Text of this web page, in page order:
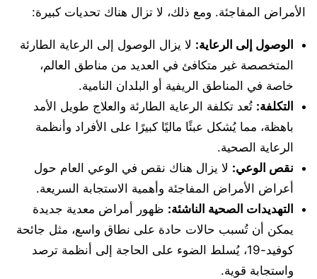
الأمراض المفاجئة. ومع ذلك، لا تزال هناك تحديات كبيرة:
الوصول إلى الرعاية: لا يزال الوصول إلى الرعاية الطارئة
المتخصصة غير متكافئ في العديد من مناطق العالم،
خاصة في المناطق الريفية أو البلدان النامية.
التكلفة: تُعد تكلفة الرعاية الطارئة والعلاج طويل الأمد
باهظة، مما يُشكل عبئًا ماليًا كبيرًا على الأفراد وأنظمة
الرعاية الصحية.
نقص الوعي: لا يزال هناك نقص في الوعي العام حول
أعراض الأمراض المفاجئة وأهمية الاستجابة السريعة.
التهديدات الصحية الناشئة: ظهور أمراض معدية جديدة
يمكن أن تُسبب حالات حادة على نطاق واسع، مثل جائحة
كوفيد-19، يُسلط الضوء على الحاجة إلى أنظمة ترصد
واستجابة قوية.